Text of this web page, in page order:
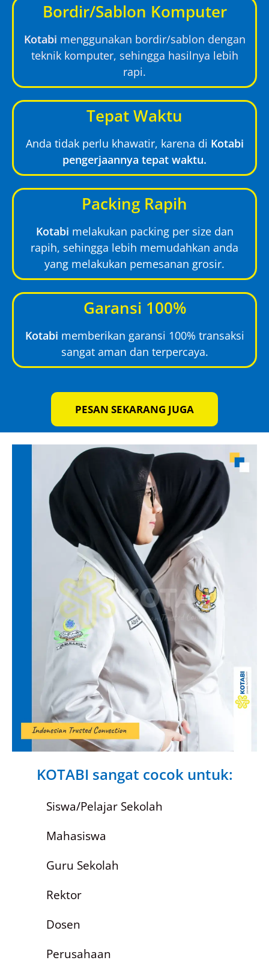
Bordir/Sablon Komputer
Kotabi menggunakan bordir/sablon dengan
teknik komputer, sehingga hasilnya lebih
rapi.
Tepat Waktu
Anda tidak perlu khawatir, karena di Kotabi
pengerjaannya tepat waktu.
Packing Rapih
Kotabi melakukan packing per size dan
rapih, sehingga lebih memudahkan anda
yang melakukan pemesanan grosir.
Garansi 100%
Kotabi memberikan garansi 100% transaksi
sangat aman dan terpercaya.
PESAN SEKARANG JUGA
KOTABI sangat cocok untuk:
Siswa/Pelajar Sekolah
Mahasiswa
Guru Sekolah
Rektor
Dosen
Perusahaan